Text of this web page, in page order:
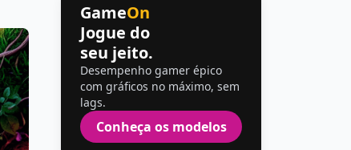
GameOn
Jogue do
seu jeito.
Desempenho gamer épico
com gráficos no máximo, sem
lags.
Conheça os modelos